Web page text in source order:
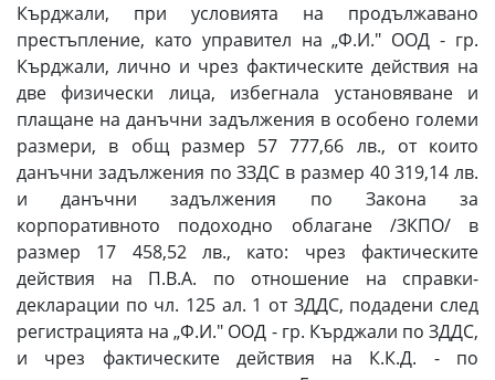
Кърджали, при условията на продължавано
престъпление, като управител на „Ф.И." ООД - гр.
Кърджали, лично и чрез фактическите действия на
две физически лица, избегнала установяване и
плащане на данъчни задължения в особено големи
размери, в общ размер 57 777,66 лв., от които
данъчни задължения по ЗЗДС в размер 40 319,14 лв.
и данъчни задължения по Закона за
корпоративното подоходно облагане /ЗКПО/ в
размер 17 458,52 лв., като: чрез фактическите
действия на П.В.А. по отношение на справки-
декларации по чл. 125 ал. 1 от ЗДДС, подадени след
регистрацията на „Ф.И." ООД - гр. Кърджали по ЗДДС,
и чрез фактическите действия на К.К.Д. - по